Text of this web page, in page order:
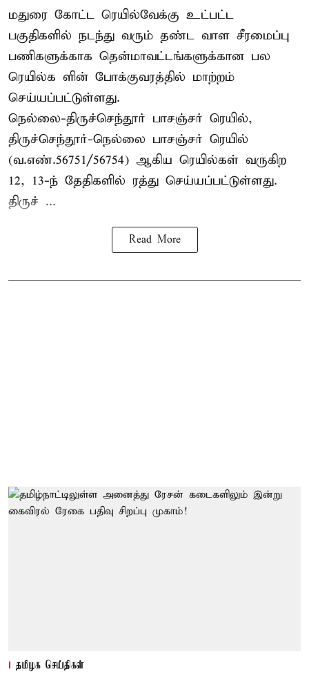
மதுரை கோட்ட ரெயில்வேக்கு உட்பட்ட
பகுதிகளில் நடந்து வரும் தண்ட வாள சீரமைப்பு
பணிகளுக்காக தென்மாவட்டங்களுக்கான பல
ரெயில்க ளின் போக்குவரத்தில் மாற்றம்
செய்யப்பட்டுள்ளது.
நெல்லை-திருச்செந்தூர் பாசஞ்சர் ரெயில்,
திருச்செந்தூர்-நெல்லை பாசஞ்சர் ரெயில்
(வ.எண்.56751/56754) ஆகிய ரெயில்கள் வருகிற
12, 13-ந் தேதிகளில் ரத்து செய்யப்பட்டுள்ளது.
திருச் ...
Read More
தமிழக செய்திகள்